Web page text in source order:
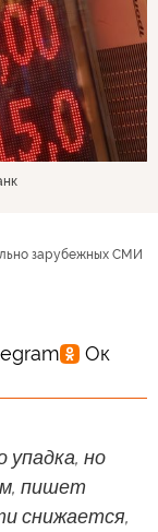
зарубежных СМИ
но
пишет
снижается,